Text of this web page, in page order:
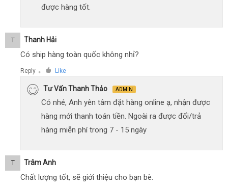
được hàng tốt.
T Thanh Hải
Có ship hàng toàn quốc không nhỉ?
Reply ● Like
Tư Vấn Thanh Thảo ADMIN
Có nhé, Anh yên tâm đặt hàng online ạ, nhận được
hàng mới thanh toán tiền. Ngoài ra được đổi/trả
hàng miễn phí trong 7 - 15 ngày
T Trâm Anh
Chất lượng tốt, sẽ giới thiệu cho bạn bè.